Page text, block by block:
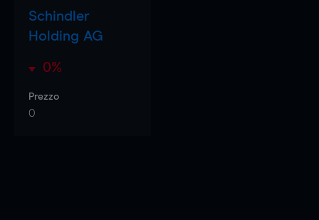
Schindler
Holding AG
0%
Prezzo
0